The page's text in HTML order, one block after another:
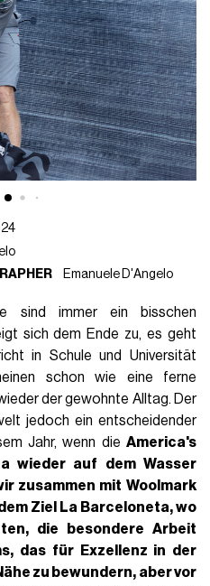
Emanuele D'Angelo
sind immer ein bisschen
sich dem Ende zu, es geht
in Schule und Universität
schon wie eine ferne
der gewohnte Alltag. Der
jedoch ein entscheidender
Jahr, wenn die America's
wieder auf dem Wasser
zusammen mit Woolmark
Ziel La Barceloneta, wo
die besondere Arbeit
das für Exzellenz in der
zu bewundern, aber vor